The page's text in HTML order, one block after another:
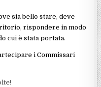
sia bello stare, deve
rispondere in modo
cui è stata portata.
i Commissari